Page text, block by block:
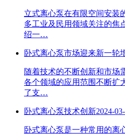
立式离心泵在有限空间安装
多工业及民用领域关注的焦
绍一…
卧式离心泵市场迎来新一轮
随着技术的不断创新和市场
各个领域的应用范围不断扩
了支…
卧式离心泵技术创新2024-
卧式离心泵是一种常用的离